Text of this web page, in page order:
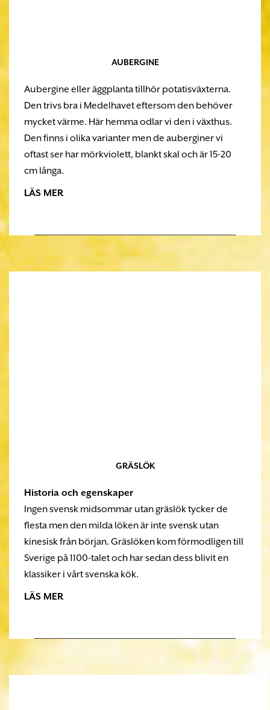
AUBERGINE
Aubergine eller äggplanta tillhör potatisväxterna.
Den trivs bra i Medelhavet eftersom den behöver
mycket värme. Här hemma odlar vi den i växthus.
Den finns i olika varianter men de auberginer vi
oftast ser har mörkviolett, blankt skal och är 15-20
cm långa.
LÄS MER
GRÄSLÖK
Historia och egenskaper
Ingen svensk midsommar utan gräslök tycker de
flesta men den milda löken är inte svensk utan
kinesisk från början. Gräslöken kom förmodligen till
Sverige på 1100-talet och har sedan dess blivit en
klassiker i vårt svenska kök.
LÄS MER